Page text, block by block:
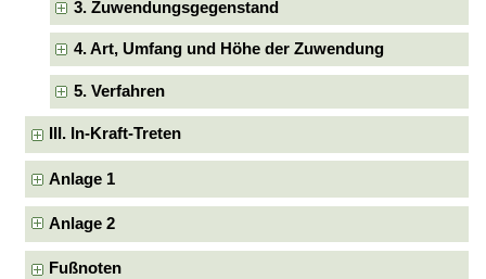
3. Zuwendungsgegenstand
4. Art, Umfang und Höhe der Zuwendung
5. Verfahren
III. In-Kraft-Treten
Anlage 1
Anlage 2
Fußnoten